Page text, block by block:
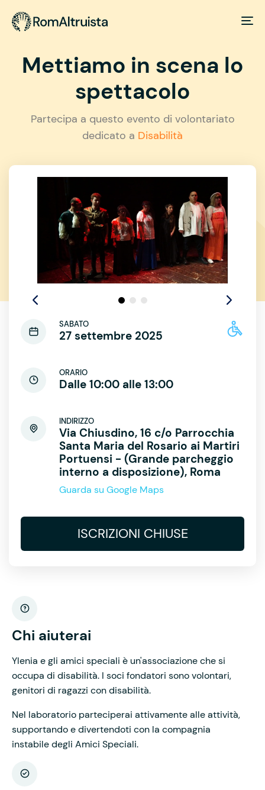
Mettiamo in scena lo
spettacolo
Partecipa a questo evento di volontariato
dedicato a Disabilità
SABATO
27 settembre 2025
ORARIO
Dalle 10:00 alle 13:00
INDIRIZZO
Via Chiusdino, 16 c/o Parrocchia
Santa Maria del Rosario ai Martiri
Portuensi - (Grande parcheggio
interno a disposizione), Roma
Guarda su Google Maps
ISCRIZIONI CHIUSE
Chi aiuterai
Ylenia e gli amici speciali è un'associazione che si
occupa di disabilità. I soci fondatori sono volontari,
genitori di ragazzi con disabilità.
Nel laboratorio parteciperai attivamente alle attività,
supportando e divertendoti con la compagnia
instabile degli Amici Speciali.